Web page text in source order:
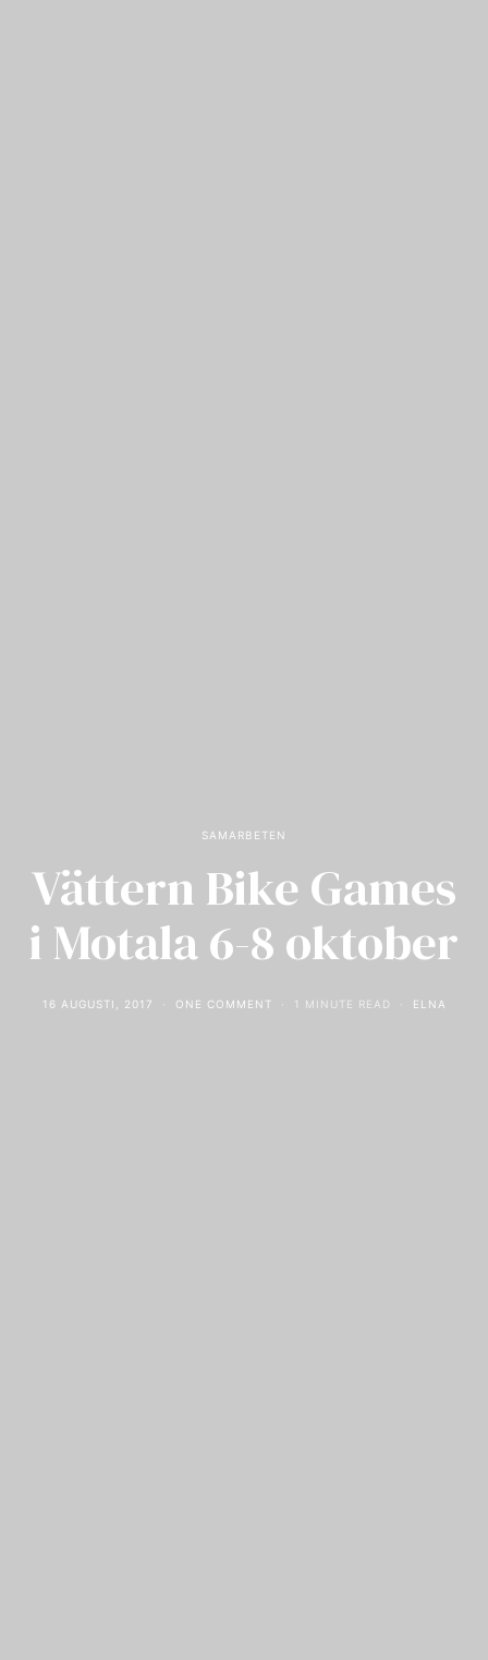
SAMARBETEN
Vättern Bike Games
i Motala 6-8 oktober
16 AUGUSTI, 2017 ONE COMMENT 1 MINUTE READ ELNA